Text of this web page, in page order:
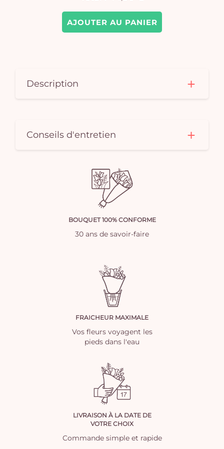
AJOUTER AU PANIER
Description
Conseils d'entretien
BOUQUET 100% CONFORME
30 ans de savoir-faire
FRAICHEUR MAXIMALE
Vos fleurs voyagent les
pieds dans l'eau
LIVRAISON À LA DATE DE
VOTRE CHOIX
Commande simple et rapide